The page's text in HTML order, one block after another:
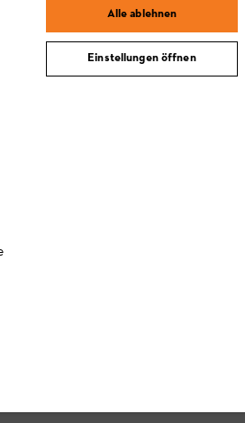
STIHL Kooperationsprogramm
STIHL Bedienungsanleitungen
MY STIHL
Rechtliche
Alle ablehnen
Einstellungen öffnen